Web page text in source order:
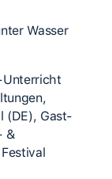
Wasser
Unterricht
(DE), Gast-
&